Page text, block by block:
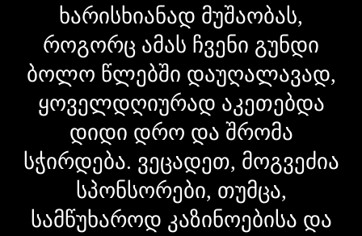
ხარისხიანად მუშაობას,
როგორც ამას ჩვენი გუნდი
ბოლო წლებში დაუღალავად,
ყოველდღიურად აკეთებდა
დიდი დრო და შრომა
სჭირდება. ვეცადეთ, მოგვეძია
სპონსორები, თუმცა,
სამწუხაროდ კაზინოებისა და